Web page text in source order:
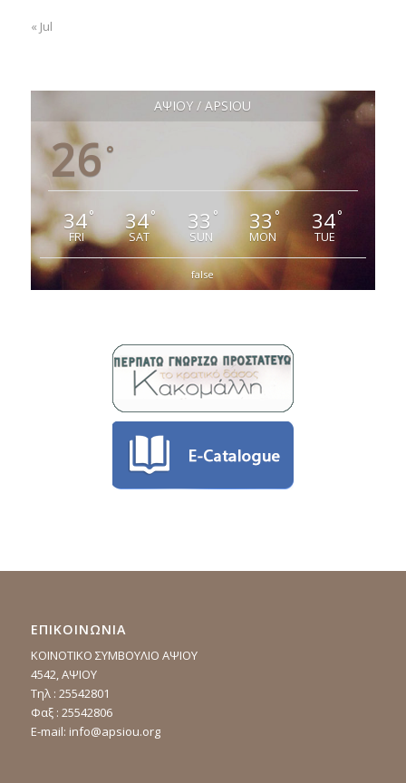
« Jul
ΑΨΙΟΥ / APSIOU
26 °
34°
FRI
34°
SAT
33 °
SUN
33 °
MON
34°
TUE
false
ΕΠΙΚΟΙΝΩΝΙΑ
ΚΟΙΝΟΤΙΚΟ ΣΥΜΒΟΥΛΙΟ ΑΨΙΟΥ
4542, ΑΨΙΟΥ
Τηλ : 25542801
Φαξ : 25542806
E-mail: info@apsiou.org